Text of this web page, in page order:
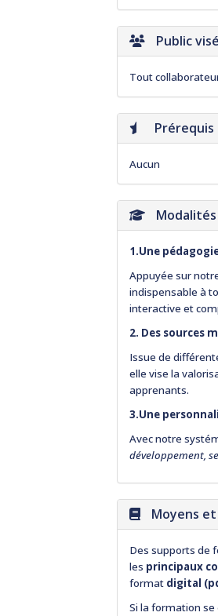
Public visé
Tout
Prérequis
Aucun
1.Une
Appuyée sur
indispensable à
interactive et
2. Des sources
Issue de
elle vise la
apprenants.
3.Une
Avec notre
développement,
Moyens
Des supports de
les principaux
format digital
Si la formation